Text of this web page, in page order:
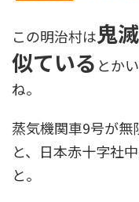
この明治村は鬼
似ている とか
ね。
蒸気機関車9号が無
と、日本赤十字社
と。